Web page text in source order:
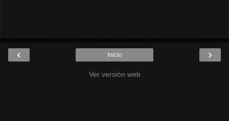
‹ ›
Inicio
Ver versión web